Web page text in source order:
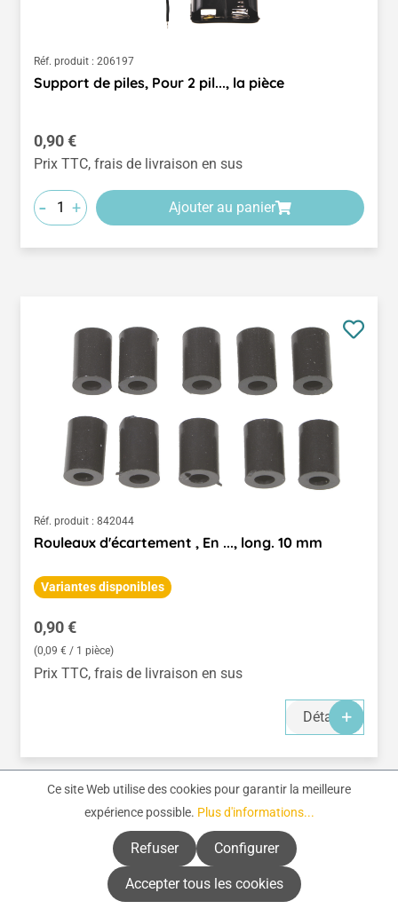
Réf. produit : 206197
Support de piles, Pour 2 pil..., la pièce
Prix régulier :
0,90 €
Prix TTC, frais de livraison en sus
- + Ajouter au panier
Réf. produit : 842044
Rouleaux d'écartement , En ..., long. 10 mm
Variantes disponibles
Prix régulier :
0,90 €
(0,09 € / 1 pièce)
Prix TTC, frais de livraison en sus
Détails
Ce site Web utilise des cookies pour garantir la meilleure
expérience possible. Plus d'informations...
Refuser Configurer
Accepter tous les cookies